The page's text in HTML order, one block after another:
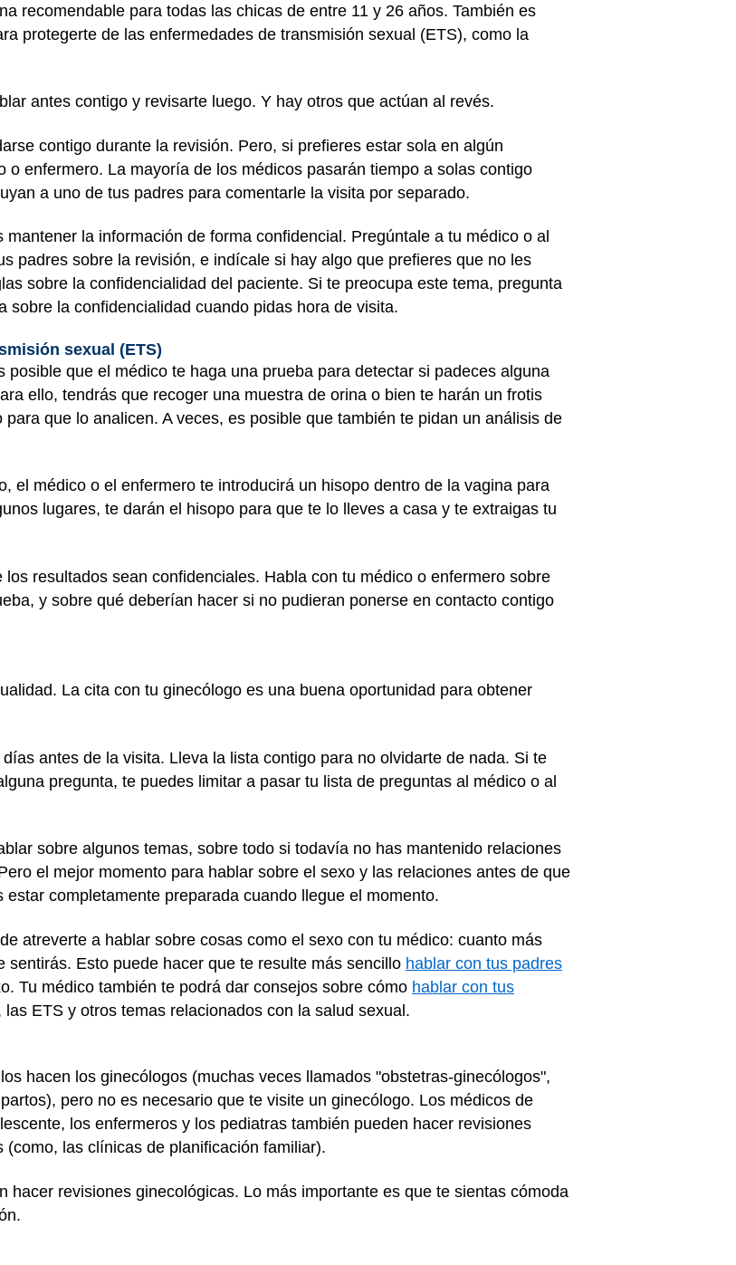
recomendable para todas las chicas de entre 11 y 26 años. También es
protegerte de las enfermedades de transmisión sexual (ETS), como la
antes contigo y revisarte luego. Y hay otros que actúan al revés.
contigo durante la revisión. Pero, si prefieres estar sola en algún
o enfermero. La mayoría de los médicos pasarán tiempo a solas contigo
a uno de tus padres para comentarle la visita por separado.
la información de forma confidencial. Pregúntale a tu médico o al
padres sobre la revisión, e indícale si hay algo que prefieres que no les
sobre la confidencialidad del paciente. Si te preocupa este tema, pregunta
la confidencialidad cuando pidas hora de visita.
sexual (ETS)
que el médico te haga una prueba para detectar si padeces alguna
ello, tendrás que recoger una muestra de orina o bien te harán un frotis
que lo analicen. A veces, es posible que también te pidan un análisis de
el médico o el enfermero te introducirá un hisopo dentro de la vagina para
lugares, te darán el hisopo para que te lo lleves a casa y te extraigas tu
resultados sean confidenciales. Habla con tu médico o enfermero sobre
y sobre qué deberían hacer si no pudieran ponerse en contacto contigo
La cita con tu ginecólogo es una buena oportunidad para obtener
antes de la visita. Lleva la lista contigo para no olvidarte de nada. Si te
pregunta, te puedes limitar a pasar tu lista de preguntas al médico o al
sobre algunos temas, sobre todo si todavía no has mantenido relaciones
el mejor momento para hablar sobre el sexo y las relaciones antes de que
completamente preparada cuando llegue el momento.
atreverte a hablar sobre cosas como el sexo con tu médico: cuanto más
Esto puede hacer que te resulte más sencillo hablar con tus padres
Tu médico también te podrá dar consejos sobre cómo hablar con tus
las ETS y otros temas relacionados con la salud sexual.
hacen los ginecólogos (muchas veces llamados "obstetras-ginecólogos",
pero no es necesario que te visite un ginecólogo. Los médicos de
los enfermeros y los pediatras también pueden hacer revisiones
las clínicas de planificación familiar).
hacer revisiones ginecológicas. Lo más importante es que te sientas cómoda